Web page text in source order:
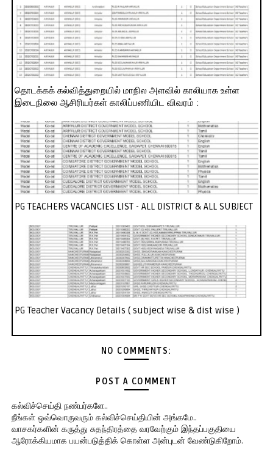
தொடக்கக் கல்வித்துறையில் மாநில அளவில் காலியாக உள்ள
இடைநிலை ஆசிரியர்கள் காலிப்பணியிட விவரம் :
PG TEACHERS VACANCIES LIST - ALL DISTRICT & ALL SUBJECT
PG Teacher Vacancy Details ( subject wise & dist wise )
NO COMMENTS:
POST A COMMENT
கல்விச்செய்தி நண்பர்களே..
நீங்கள் ஒவ்வொருவரும் கல்விச்செய்தியின் அங்கமே..
வாசகர்களின் கருத்து சுதந்திரத்தை வரவேற்கும் இந்தப்பகுதியை
ஆரோக்கியமாக பயன்படுத்திக் கொள்ள அன்புடன் வேண்டுகிறோம்.